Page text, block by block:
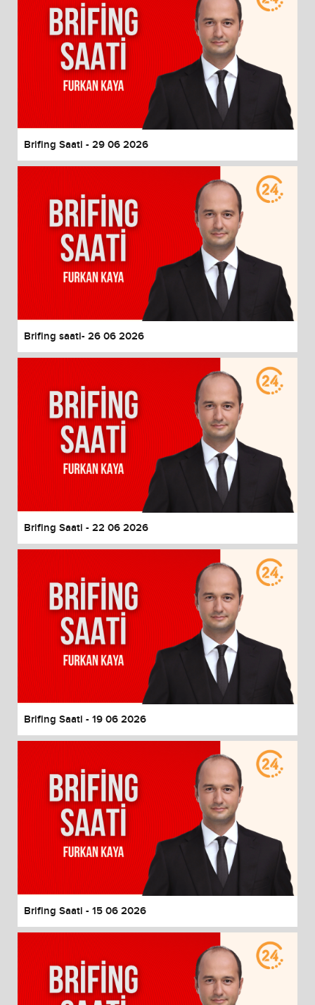
Brifing Saati - 29 06 2026
Brifing saati- 26 06 2026
Brifing Saati - 22 06 2026
Brifing Saati - 19 06 2026
Brifing Saati - 15 06 2026